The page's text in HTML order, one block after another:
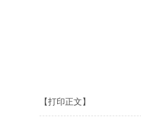
2025
【打印正文】